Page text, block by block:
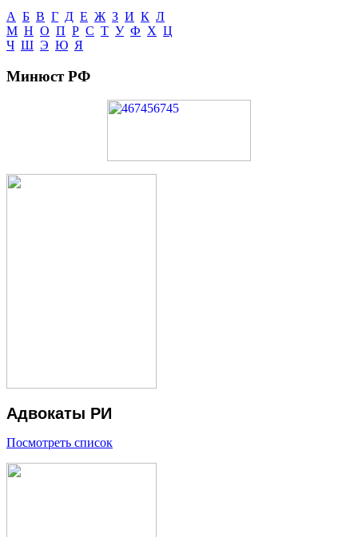
А Б В Г Д Е Ж З И К Л
М Н О П Р С Т У Ф Х Ц
Ч Ш Э Ю Я
Минюст РФ
Адвокаты РИ
Посмотреть список